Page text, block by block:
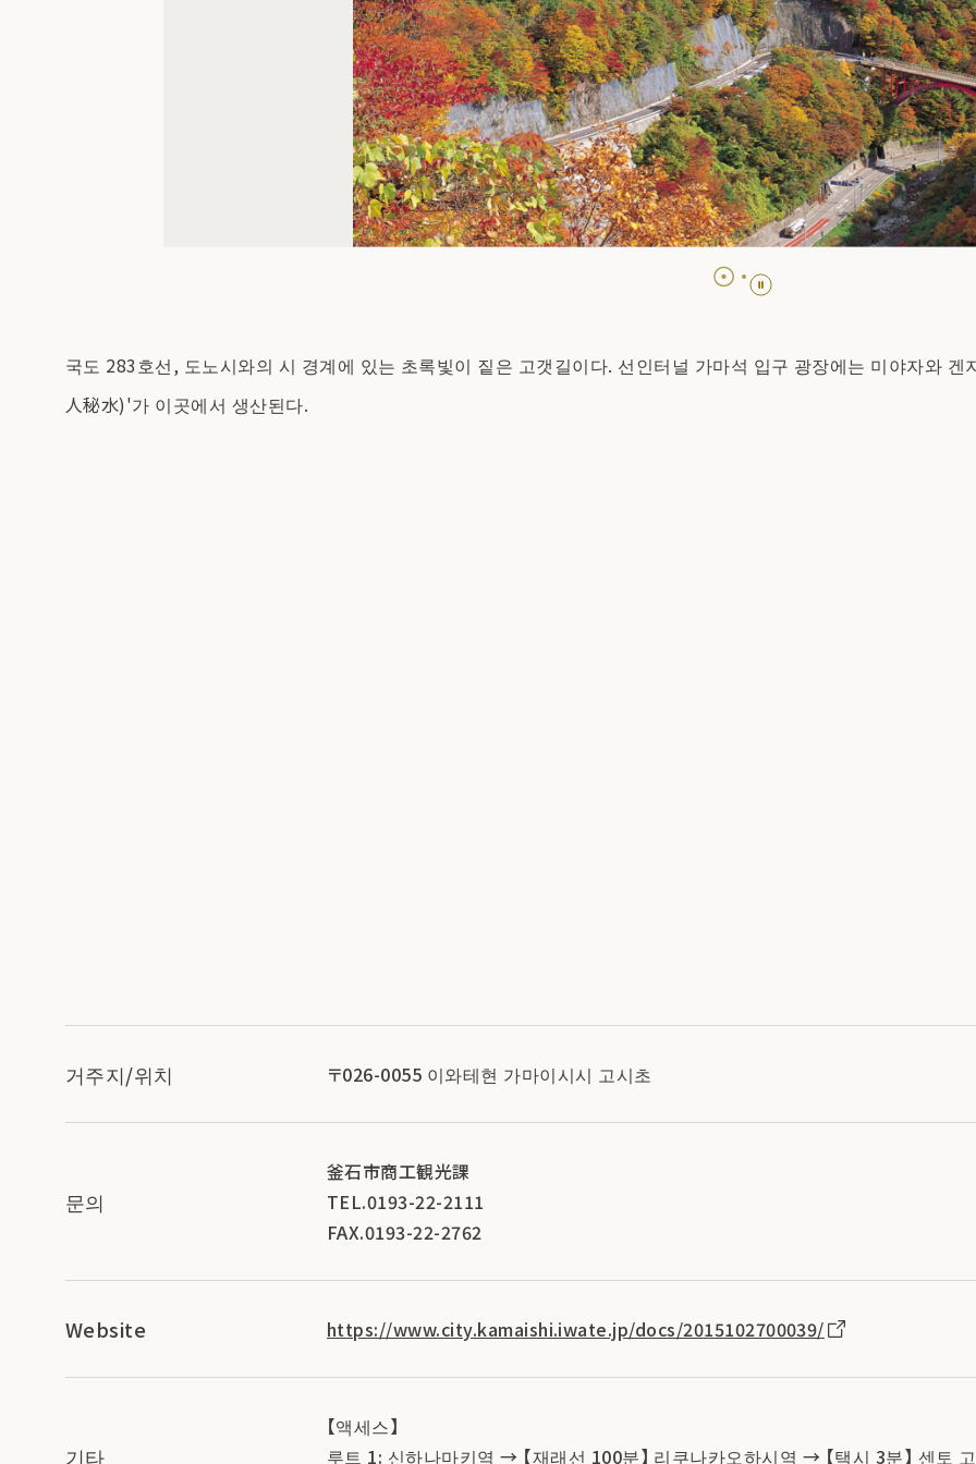
국도 283호선, 도노시와의 시 경계에 있는 초록빛이 짙은 고갯길이다. 선인터널 가마석 입구 광장에는 미야자와
人秘水)'가 이곳에서 생산된다.
거주지/위치 〒026-0055 이와테현 가마이시시 고시초
문의
釜石市商工観光課
TEL.0193-22-2111
FAX.0193-22-2762
Website https://www.city.kamaishi.iwate.jp/docs/2015102700039/
기타
【액세스】
루트 1: 신하나마키역 → 【재래선 100분】 리쿠나카오하시역 → 【택시 3분】 센토